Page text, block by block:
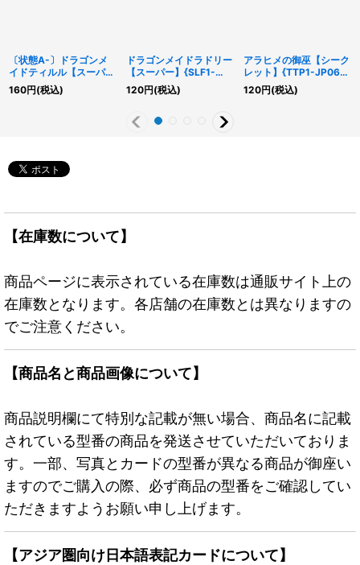
〔状態A-〕ドラゴンメ
イドティルル【スーパ
ー】{SLF1-JP060}《モ
ンスター》
160円(税込)
ドラゴンメイドラドリー
【スーパー】{SLF1-
JP058}《モンスター》
120円(税込)
アラヒメの御巫【シーク
レット】{TTP1-JP064}
《儀式》
120円(税込)
【在庫数について】
商品ページに表示されている在庫数は通販サイト上の
在庫数となります。各店舗の在庫数とは異なりますの
でご注意ください。
【商品名と商品画像について】
商品説明欄にて特別な記載が無い場合、商品名に記載
されている型番の商品を発送させていただいておりま
す。一部、写真とカードの型番が異なる商品が御座い
ますのでご購入の際、必ず商品の型番をご確認してい
ただきますようお願い申し上げます。
【アジア圏向け日本語表記カードについて】